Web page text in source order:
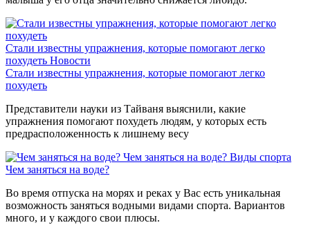
Стали известны упражнения, которые помогают легко
похудеть Новости
Стали известны упражнения, которые помогают легко
похудеть
Представители науки из Тайваня выяснили, какие
упражнения помогают похудеть людям, у которых есть
предрасположенность к лишнему весу
Чем заняться на воде? Виды спорта
Чем заняться на воде?
Во время отпуска на морях и реках у Вас есть уникальная
возможность заняться водными видами спорта. Вариантов
много, и у каждого свои плюсы.